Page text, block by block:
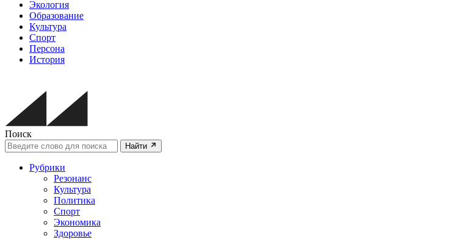
Экология
Образование
Культура
Спорт
Персона
История
Поиск
Найти
Рубрики
Резонанс
Культура
Политика
Спорт
Экономика
Здоровье